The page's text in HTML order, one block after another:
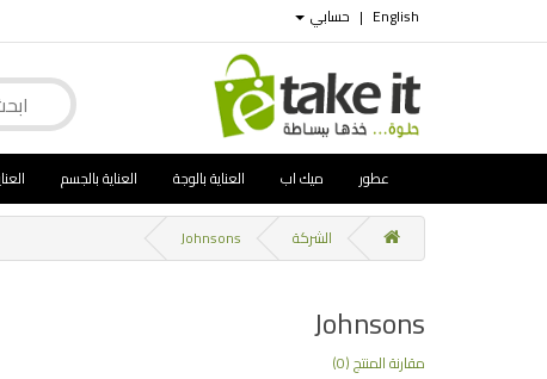
English
| حسابي
عطور ميك اب العناية بالوجة العناية بالجسم
الشركة Johnsons
Johnsons
مقارنة المنتج (0)